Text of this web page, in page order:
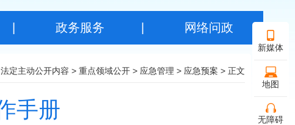
新媒体
地图
无障碍
政务服务 网络问政
法定主动公开内容 > 重点领域公开 > 应急管理 > 应急预案 > 正文
手册